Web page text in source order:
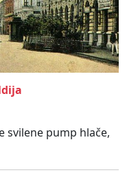
svilene pump hlače,